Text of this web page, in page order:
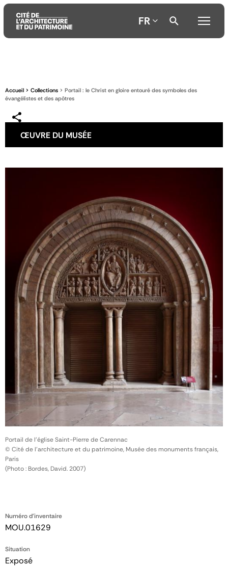
contenu
principal
menu
principal
la
recherche
FR
Accueil Collections
Portail : le Christ en gloire entouré des symboles des
évangélistes et des apôtres
ŒUVRE DU MUSÉE
Numéro d'inventaire
MOU.01629
Situation
Exposé
Portail de l'église Saint-Pierre de Carennac
© Cité de l'architecture et du patrimoine, Musée des monuments français,
Paris
(Photo : Bordes, David. 2007)